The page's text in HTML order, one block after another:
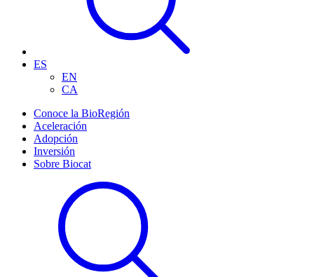
ES
EN
CA
Conoce la BioRegión
Aceleración
Adopción
Inversión
Sobre Biocat